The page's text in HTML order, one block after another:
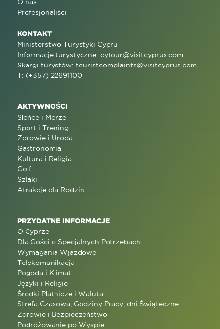
O nas
Profesjonaliści
KONTAKT
Ministerstwo Turystyki Cypru
Informacje turystyczne: cytour@visitcyprus.com
Skargi turystów: touristcomplaints@visitcyprus.com
T: (+357) 22691100
AKTYWNOŚCI
Słońce i Morze
Sport i Trening
Zdrowie i Uroda
Gastronomia
Kultura i Religia
Golf
Szlaki
Atrakcje dla Rodzin
PRZYDATNE INFORMACJE
O Cyprze
Dla Gości o Specjalnych Potrzebach
Wymagania Wjazdowe
Telekomunikacja
Pogoda i Klimat
Języki i Religie
Środki Płatnicze i Waluta
Strefa Czasowa, Godziny Pracy, dni Świąteczne
Zdrowie i Bezpieczeństwo
Podróżowanie po Wyspie